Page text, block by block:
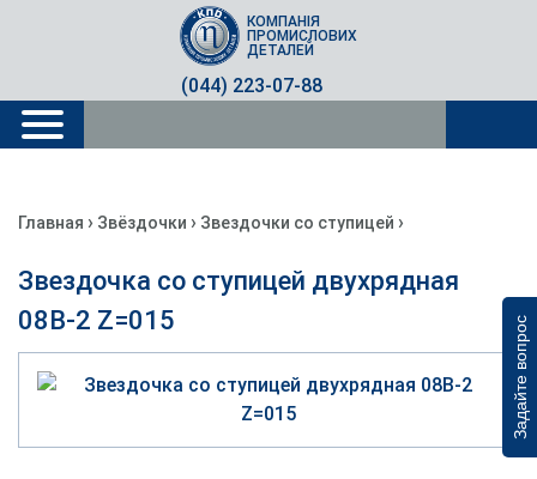
Задайте вопрос
(044) 223-07-88
КОМПАНІЯ
ПРОМИСЛОВИХ
ДЕТАЛЕЙ
Главная › Звёздочки › Звездочки со ступицей ›
Звездочка со ступицей двухрядная
08B-2 Z=015